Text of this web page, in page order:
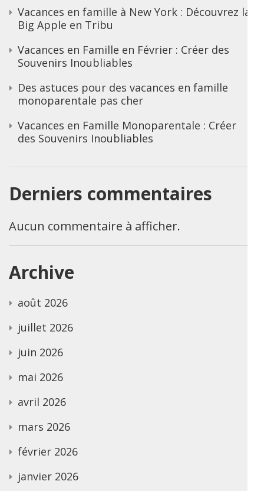
Vacances en famille à New York : Découvrez la
Big Apple en Tribu
Vacances en Famille en Février : Créer des
Souvenirs Inoubliables
Des astuces pour des vacances en famille
monoparentale pas cher
Vacances en Famille Monoparentale : Créer
des Souvenirs Inoubliables
Derniers commentaires
Aucun commentaire à afficher.
Archive
août 2026
juillet 2026
juin 2026
mai 2026
avril 2026
mars 2026
février 2026
janvier 2026